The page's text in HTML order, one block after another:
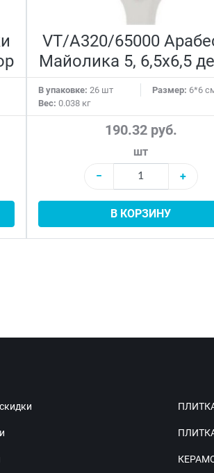
VT/A320/65000
Майолика 5, 6,5х6,5
В упаковке: 26 шт Размер: 6*6
Вес: 0.038 кг
190.32 руб.
шт
−
+
В КОРЗИНУ